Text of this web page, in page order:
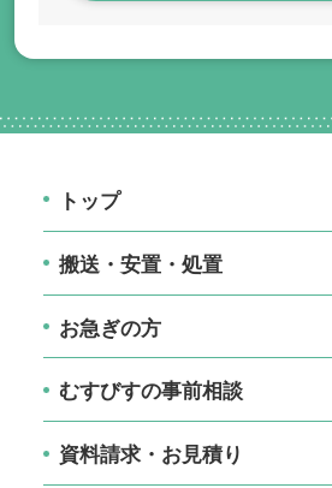
トップ
搬送・安置・処置
お急ぎの方
むすびすの事前相談
資料請求・お見積り